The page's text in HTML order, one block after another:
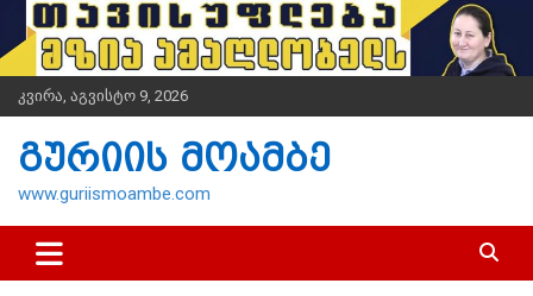
i
t
n
კვირა, აგვისტო 9, 2026
გურიის მოამბე
www.guriismoambe.com